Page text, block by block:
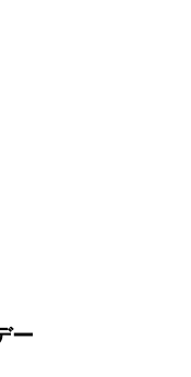
ー